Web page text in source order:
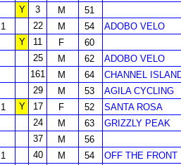
Y 3 M
51
1 22 M 54
ADOBO VELO
Y 11 F
60
25 M 62
ADOBO VELO
161 M 64
CHANNEL
29 M 53
AGILA CYCLING
1 Y 17 F 52
SANTA ROSA
24 M 63
GRIZZLY PEAK
37 M
56
1 40 M 54
OFF THE FRONT